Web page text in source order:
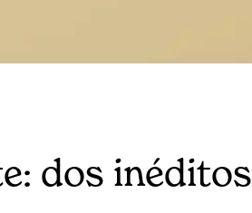
dos inéditos